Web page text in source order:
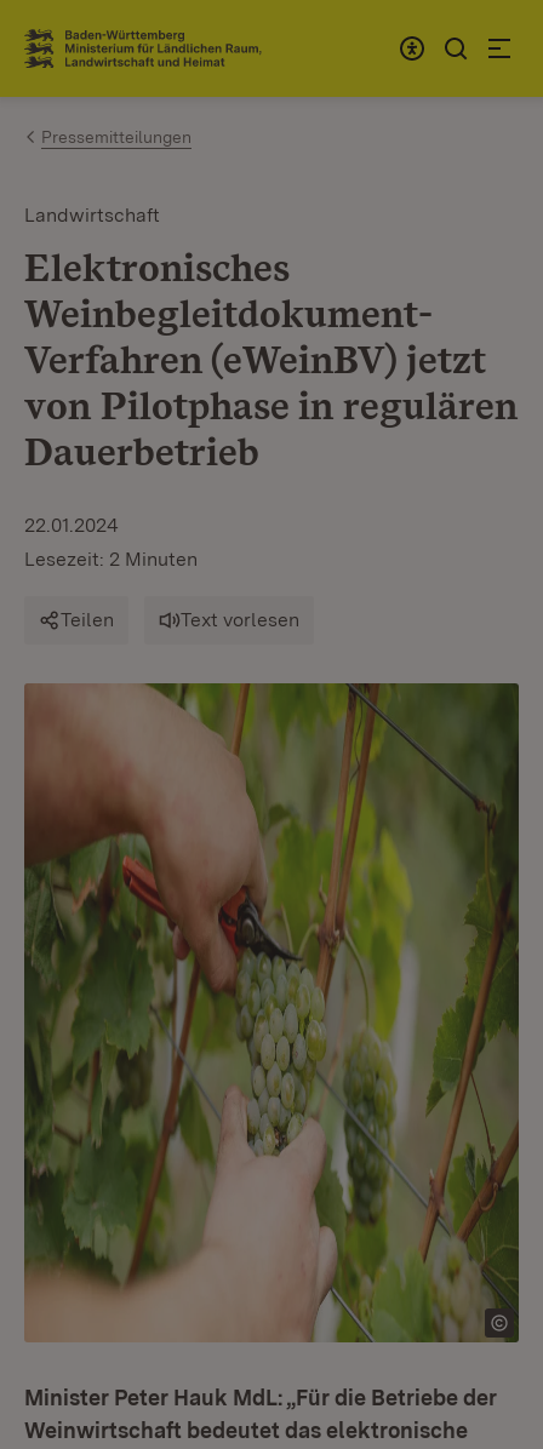
Zum Inhalt springen
Link zur Startseite
Pressemitteilungen
Landwirtschaft
Elektronisches
Weinbegleitdokument-
Verfahren (eWeinBV) jetzt
von Pilotphase in regulären
Dauerbetrieb
22.01.2024
Lesezeit: 2 Minuten
Teilen Text vorlesen
Minister Peter Hauk MdL: „Für die Betriebe der
Weinwirtschaft bedeutet das elektronische